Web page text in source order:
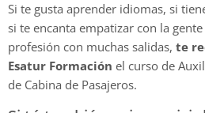
Si te gusta aprender idiomas, si
si te encanta empatizar con la
profesión con muchas salidas, te
Esatur Formación el curso de
de Cabina de Pasajeros.